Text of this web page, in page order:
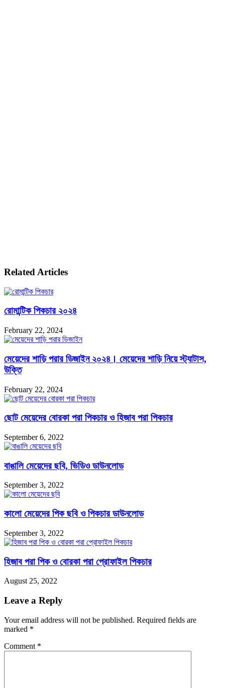
Related Articles
রোমান্টিক পিকচার ২০২৪
February 22, 2024
মেয়েদের শাড়ি পরার ডিজাইন ২০২৪। মেয়েদের শাড়ি নিয়ে স্ট্যাটাস,
উক্তি
February 22, 2024
ছোট মেয়েদের বোরকা পরা পিকচার ও হিজাব পরা পিকচার
September 6, 2022
বাঙালি মেয়েদের ছবি, ভিডিও ডাউনলোড
September 3, 2022
কালো মেয়েদের পিক ছবি ও পিকচার ডাউনলোড
September 3, 2022
হিজাব পরা পিক ও বোরকা পরা প্রোফাইল পিকচার
August 25, 2022
Leave a Reply
Your email address will not be published. Required fields are
marked *
Comment *